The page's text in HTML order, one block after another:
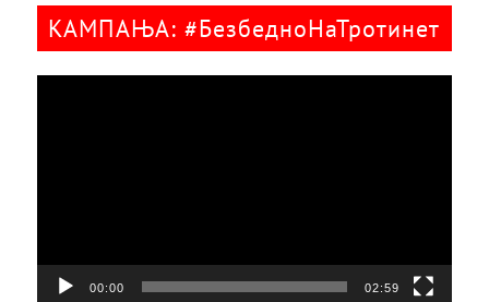
КАМПАЊА: #БезбедноНаТротинет
00:00 02:59